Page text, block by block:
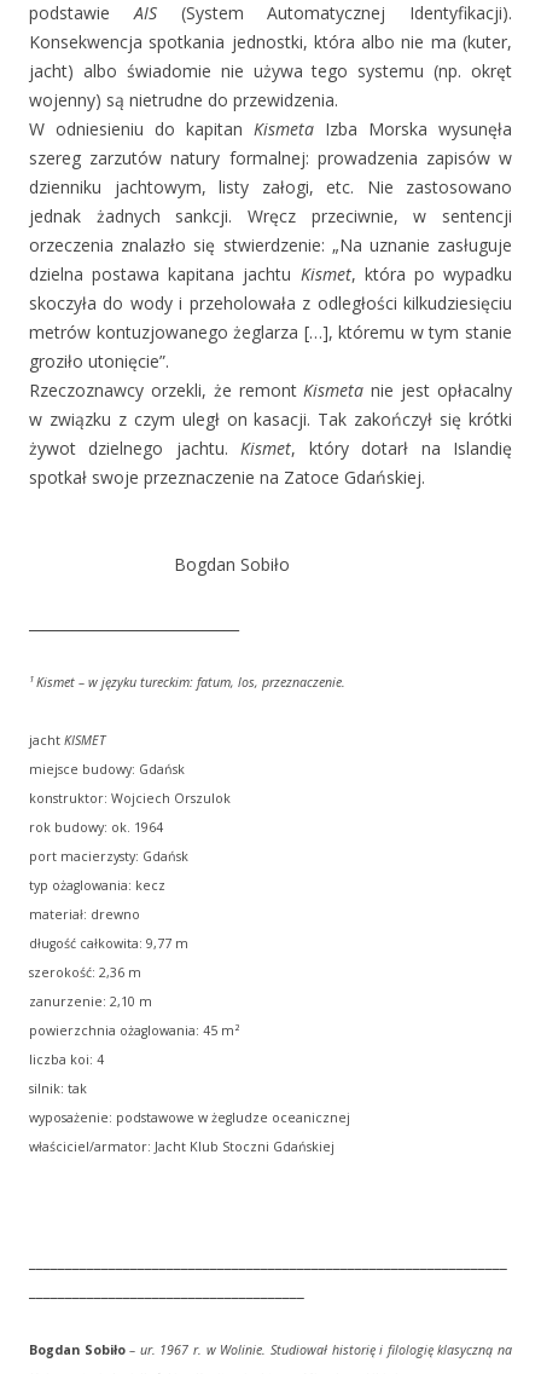
podstawieAIS(System Automatycznej Identyfikacji).
Konsekwencja spotkania jednostki, która albo nie ma (kuter,
jacht) albo świadomie nie używa tego systemu (np. okręt
wojenny) są nietrudne do przewidzenia.
W odniesieniu do kapitan Kismeta Izba Morska wysunęła
szereg zarzutów natury formalnej: prowadzenia zapisów w
dzienniku jachtowym, listy załogi, etc. Nie zastosowano
jednak żadnych sankcji. Wręcz przeciwnie, w sentencji
orzeczenia znalazło się stwierdzenie: „Na uznanie zasługuje
dzielna postawa kapitana jachtu Kismet, która po wypadku
skoczyła do wody i przeholowała z odległości kilkudziesięciu
metrów kontuzjowanego żeglarza […], któremu w tym stanie
groziło utonięcie”.
Rzeczoznawcy orzekli, że remontKismeta nie jest opłacalny
w związku z czym uległ on kasacji. Tak zakończył się krótki
żywot dzielnego jachtu.Kismet, który dotarł na Islandię
spotkał swoje przeznaczenie na Zatoce Gdańskiej.
Bogdan Sobiło
1Kismet – w języku tureckim: fatum, los, przeznaczenie.
jacht KISMET
miejsce budowy: Gdańsk
konstruktor: Wojciech Orszulok
rok budowy: ok. 1964
port macierzysty: Gdańsk
typ ożaglowania: kecz
materiał: drewno
długość całkowita: 9,77 m
szerokość: 2,36 m
zanurzenie: 2,10 m
powierzchnia ożaglowania: 45 m²
liczba koi: 4
silnik: tak
wyposażenie: podstawowe w żegludze oceanicznej
właściciel/armator: Jacht Klub Stoczni Gdańskiej
Bogdan Sobiło – ur. 1967 r. w Wolinie. Studiował historię i filologię klasyczną na